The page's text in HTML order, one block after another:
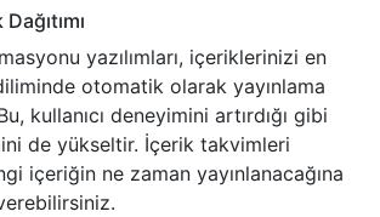
yazılımları, içeriklerinizi en
otomatik olarak yayınlama
kullanıcı deneyimini artırdığı gibi
de yükseltir. İçerik takvimleri
içeriğin ne zaman yayınlanacağına